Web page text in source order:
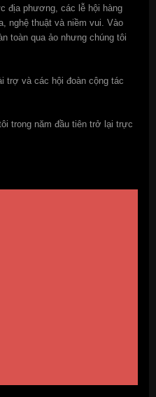
địa phương, các lễ hội hàng
nghệ thuật và niềm vui. Vào
toàn qua ảo nhưng chúng tôi
trợ và các hội đoàn cộng tác
trong năm đầu tiên trở lại trực